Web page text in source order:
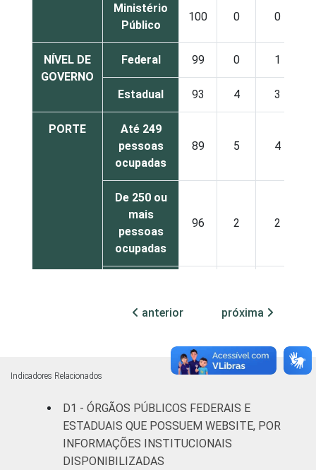
Ministério
Público
100 0 0
NÍVEL DE
GOVERNO
Federal 99 0 1
Estadual 93 4 3
PORTE
Até 249
pessoas
ocupadas
89 5 4
De 250 ou
mais
pessoas
ocupadas
96 2 2
Estudos para o Desenvolvimento da
Sociedade da Informação (Cetic.br),
informação e comunicação no setor público
brasileiro - TIC Governo Eletrônico 2019.
anterior próxima
Indicadores Relacionados
D1 - ÓRGÃOS PÚBLICOS FEDERAIS E
ESTADUAIS QUE POSSUEM WEBSITE, POR
INFORMAÇÕES INSTITUCIONAIS
DISPONIBILIZADAS